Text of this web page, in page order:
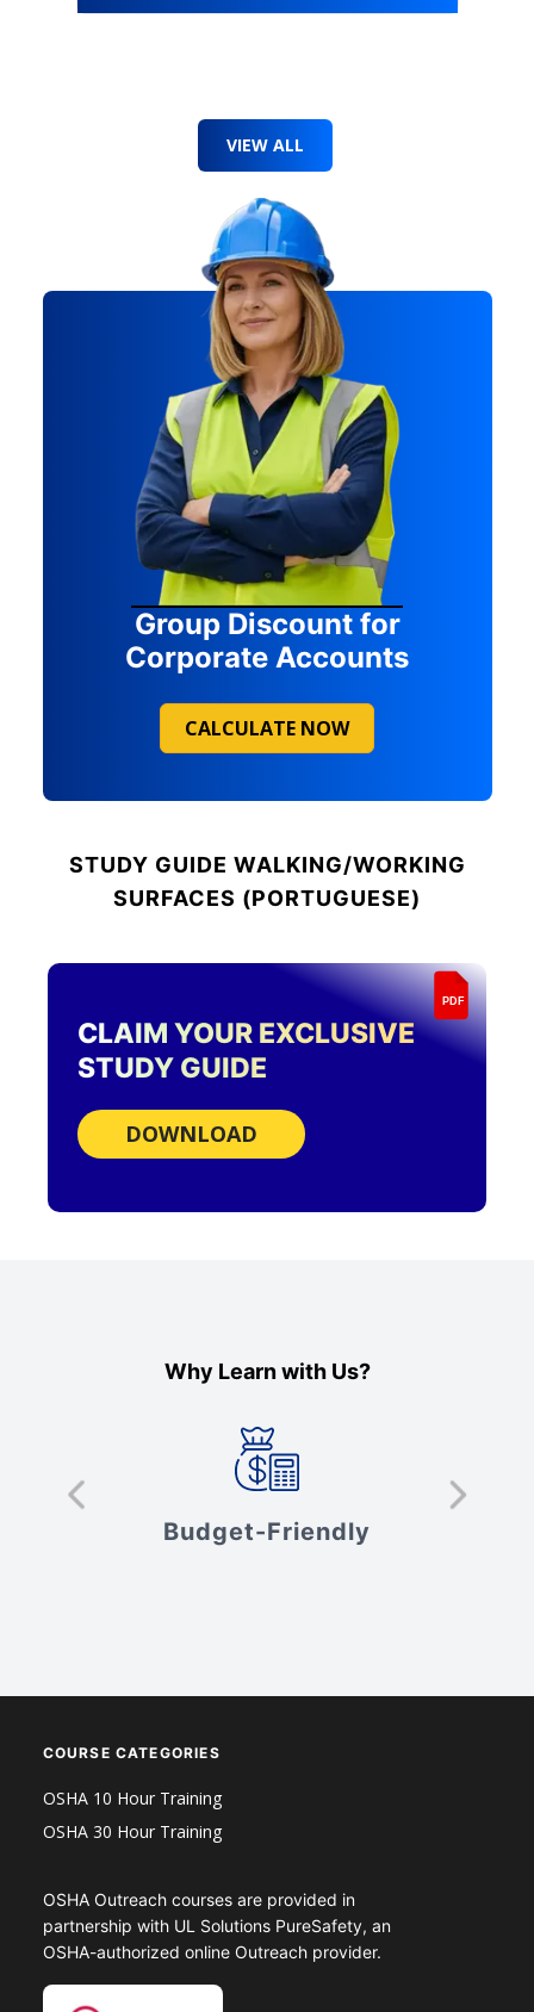
VIEW ALL
Group Discount for
Corporate Accounts
CALCULATE NOW
STUDY GUIDE WALKING/WORKING
SURFACES (PORTUGUESE)
PDF
CLAIM YOUR EXCLUSIVE
STUDY GUIDE
DOWNLOAD
Why Learn with Us?
Budget-Friendly
COURSE CATEGORIES
OSHA 10 Hour Training
OSHA 30 Hour Training
OSHA Outreach courses are provided in
partnership with UL Solutions PureSafety, an
OSHA-authorized online Outreach provider.